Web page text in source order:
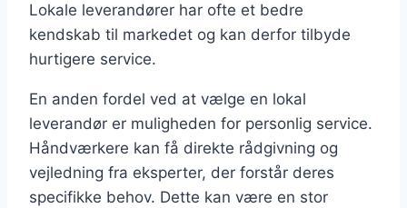
Lokale leverandører har ofte et bedre
kendskab til markedet og kan derfor tilbyde
hurtigere service.
En anden fordel ved at vælge en lokal
leverandør er muligheden for personlig service.
Håndværkere kan få direkte rådgivning og
vejledning fra eksperter, der forstår deres
specifikke behov. Dette kan være en stor